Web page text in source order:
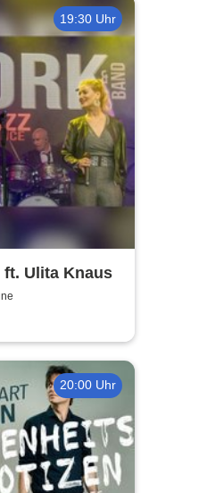
19:30 Uhr
ft. Ulita Knaus
20:00 Uhr